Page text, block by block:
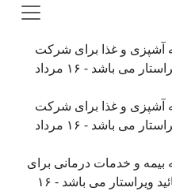
آشپزی و غذا برای شرکت
گیلان کشت در انتظار تائید ویراستار می باشد - ۱۶ مرداد
آشپزی و غذا برای شرکت
گیلان کشت در انتظار تائید ویراستار می باشد - ۱۶ مرداد
بیمه و خدمات درمانی برای
شرکت بیمه ایران در انتظار تائید ویراستار می باشد - ۱۶